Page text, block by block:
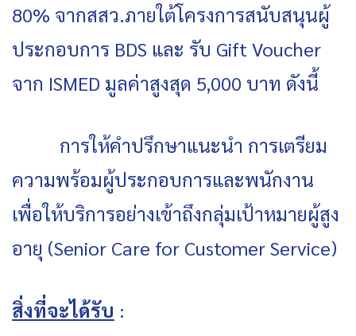
80% จากสสว.ภายใต้โครงการสนับสนุนผู้
ประกอบการ BDS และ รับ Gift Voucher
จาก ISMED มูลค่าสูงสุด 5,000 บาท ดังนี้
การให้คำปรึกษาแนะนำ การเตรียม
ความพร้อมผู้ประกอบการและพนักงาน
เพื่อให้บริการอย่างเข้าถึงกลุ่มเป้าหมายผู้สูง
อายุ (Senior Care for Customer Service)
สิ่งที่จะได้รับ :